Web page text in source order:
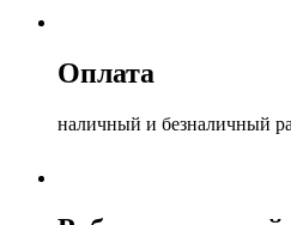
Оплата
наличный и безналичный